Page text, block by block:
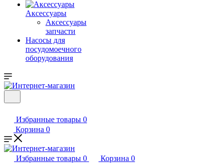
Аксессуары
Аксессуары
запчасти
Насосы для
посудомоечного
оборудования
Избранные товары 0
Корзина 0
Избранные товары 0 Корзина 0